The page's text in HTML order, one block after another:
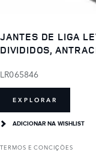
JANTES DE LIGA
DIVIDIDOS,
LR065846
EXPLORAR
ADICIONAR NA WISHLIST
TERMOS E CONCIҪÕES